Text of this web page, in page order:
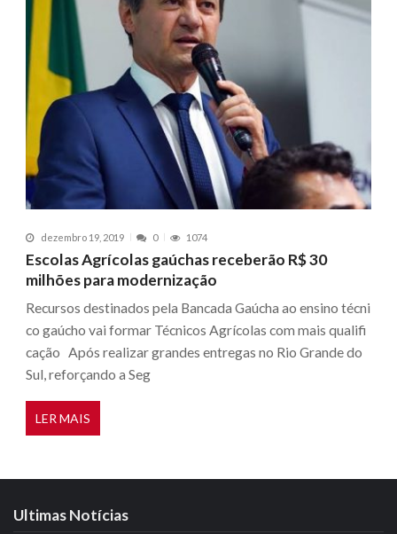
dezembro 19, 2019 0 1074
Escolas Agrícolas gaúchas receberão R$ 30
milhões para modernização
Recursos destinados pela Bancada Gaúcha ao ensino técni
co gaúcho vai formar Técnicos Agrícolas com mais qualifi
cação Após realizar grandes entregas no Rio Grande do
Sul, reforçando a Seg
LER MAIS
Ultimas Notícias